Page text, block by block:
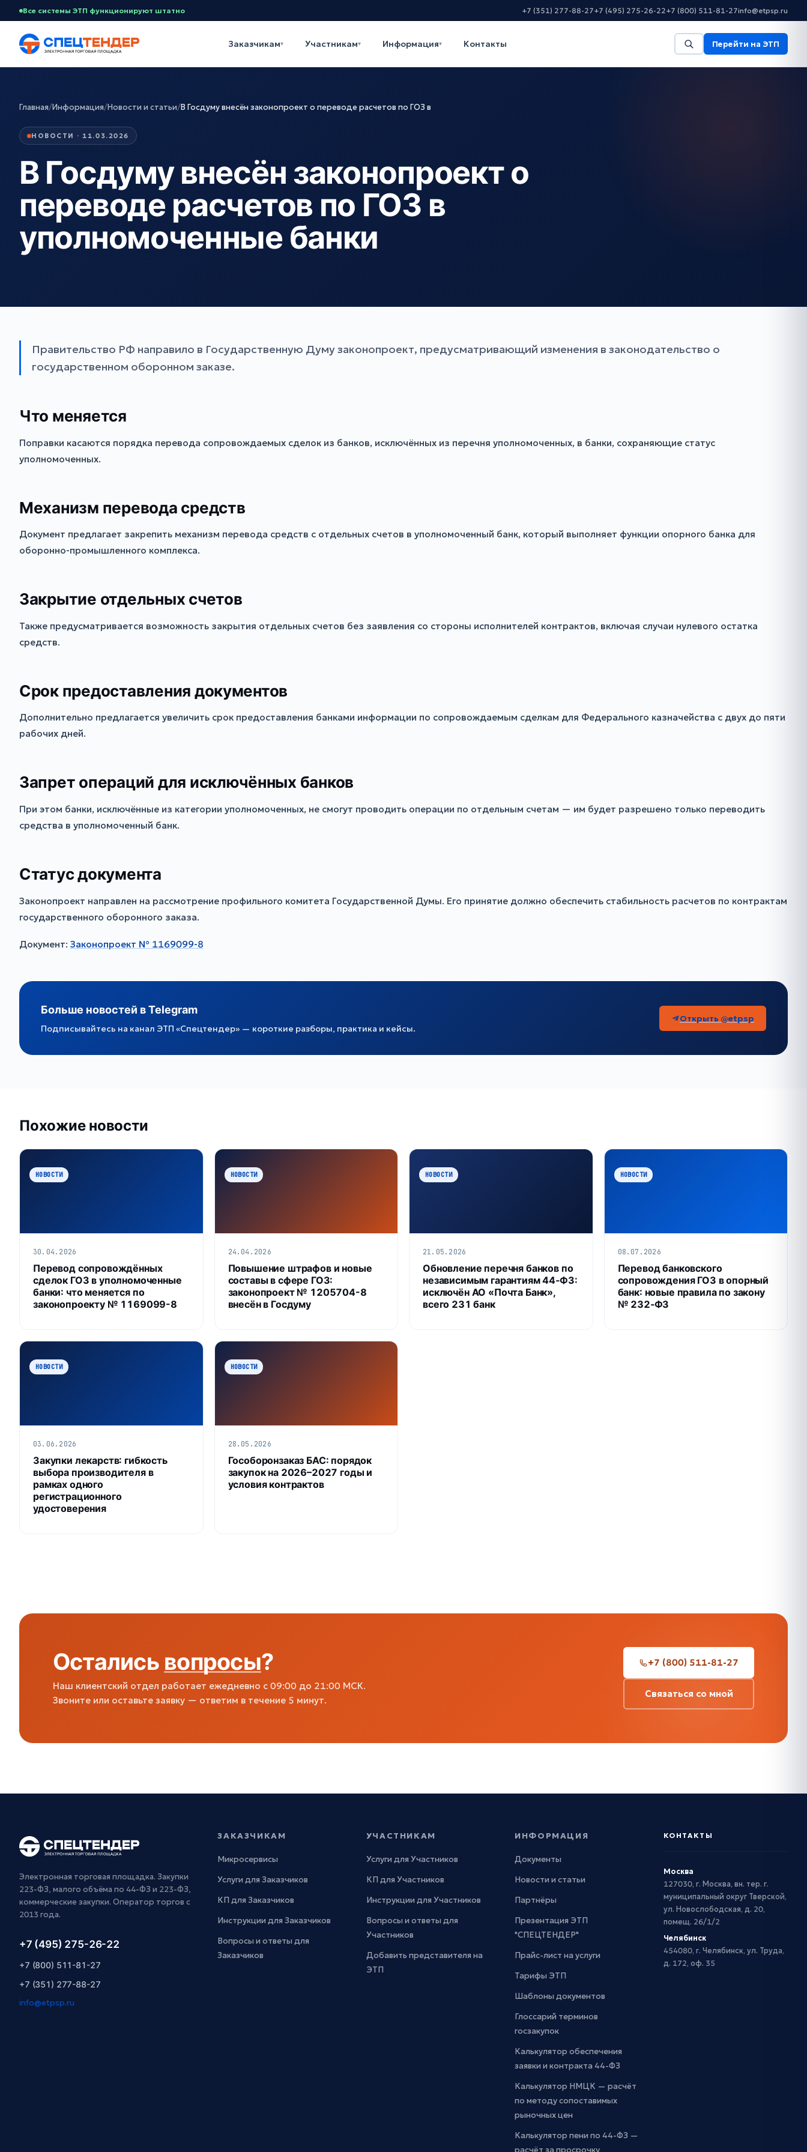
Все системы ЭТП функционируют штатно +7 (351) 277-88-27+7 (495) 275-26-22+7 (800) 511-81-27info@etpsp.ru
Заказчикам▾ Участникам▾ Информация▾ Контакты Перейти на ЭТП
Главная/Информация/Новости и статьи/В Госдуму внесён законопроект о переводе расчетов по ГОЗ в
НОВОСТИ · 11.03.2026
В Госдуму внесён законопроект о
переводе расчетов по ГОЗ в
уполномоченные банки
Правительство РФ направило в Государственную Думу законопроект, предусматривающий изменения в законодательство о
государственном оборонном заказе.
Что меняется
Поправки касаются порядка перевода сопровождаемых сделок из банков, исключённых из перечня уполномоченных, в банки, сохраняющие статус
уполномоченных.
Механизм перевода средств
Документ предлагает закрепить механизм перевода средств с отдельных счетов в уполномоченный банк, который выполняет функции опорного банка для
оборонно-промышленного комплекса.
Закрытие отдельных счетов
Также предусматривается возможность закрытия отдельных счетов без заявления со стороны исполнителей контрактов, включая случаи нулевого остатка
средств.
Срок предоставления документов
Дополнительно предлагается увеличить срок предоставления банками информации по сопровождаемым сделкам для Федерального казначейства с двух до пяти
рабочих дней.
Запрет операций для исключённых банков
При этом банки, исключённые из категории уполномоченных, не смогут проводить операции по отдельным счетам — им будет разрешено только переводить
средства в уполномоченный банк.
Статус документа
Законопроект направлен на рассмотрение профильного комитета Государственной Думы. Его принятие должно обеспечить стабильность расчетов по контрактам
государственного оборонного заказа.
Документ: Законопроект № 1169099-8
Больше новостей в Telegram
Подписывайтесь на канал ЭТП «Спецтендер» — короткие разборы, практика и кейсы.
Открыть @etpsp
Похожие новости
НОВОСТИ
30.04.2026
Перевод сопровождённых
сделок ГОЗ в уполномоченные
банки: что меняется по
законопроекту № 1169099-8
НОВОСТИ
24.04.2026
Повышение штрафов и новые
составы в сфере ГОЗ:
законопроект № 1205704-8
внесён в Госдуму
НОВОСТИ
21.05.2026
Обновление перечня банков по
независимым гарантиям 44‑ФЗ:
исключён АО «Почта Банк»,
всего 231 банк
НОВОСТИ
08.07.2026
Перевод банковского
сопровождения ГОЗ в опорный
банк: новые правила по закону
№ 232‑ФЗ
НОВОСТИ
03.06.2026
Закупки лекарств: гибкость
выбора производителя в
рамках одного
регистрационного
удостоверения
НОВОСТИ
28.05.2026
Гособоронзаказ БАС: порядок
закупок на 2026–2027 годы и
условия контрактов
Остались вопросы?
Наш клиентский отдел работает ежедневно с 09:00 до 21:00 МСК.
Звоните или оставьте заявку — ответим в течение 5 минут.
+7 (800) 511-81-27
Связаться со мной
Электронная торговая площадка. Закупки
223-ФЗ, малого объёма по 44-ФЗ и 223-ФЗ,
коммерческие закупки. Оператор торгов с
2013 года.
+7 (495) 275-26-22
+7 (800) 511-81-27
+7 (351) 277-88-27
info@etpsp.ru
ЗАКАЗЧИКАМ
Микросервисы
Услуги для Заказчиков
КП для Заказчиков
Инструкции для Заказчиков
Вопросы и ответы для
Заказчиков
УЧАСТНИКАМ
Услуги для Участников
КП для Участников
Инструкции для Участников
Вопросы и ответы для
Участников
Добавить представителя на
ЭТП
ИНФОРМАЦИЯ
Документы
Новости и статьи
Партнёры
Презентация ЭТП
"СПЕЦТЕНДЕР"
Прайс-лист на услуги
Тарифы ЭТП
Шаблоны документов
Глоссарий терминов
госзакупок
Калькулятор обеспечения
заявки и контракта 44-ФЗ
Калькулятор НМЦК — расчёт
по методу сопоставимых
рыночных цен
Калькулятор пени по 44-ФЗ —
КОНТАКТЫ
Москва
127030, г. Москва, вн. тер. г.
муниципальный округ Тверской,
ул. Новослободская, д. 20,
помещ. 26/1/2
Челябинск
454080, г. Челябинск, ул. Труда,
д. 172, оф. 35